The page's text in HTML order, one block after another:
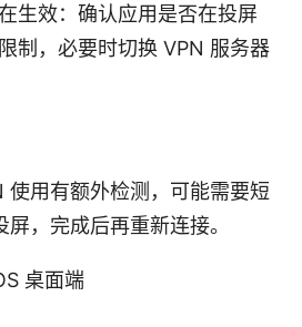
生效：确认应用是否在投屏
制，必要时切换 VPN 服务器
使用有额外检测，可能需要短
，完成后再重新连接。
桌面端